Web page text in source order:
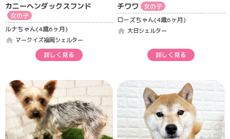
カニーヘンダックスフンド
女の子
ルナちゃん(4歳6ヶ月)
home マークイズ福岡シェルター
詳しく見る
チワワ
女の子
ローズちゃん(4歳6ヶ月)
home 大日シェルター
詳しく見る